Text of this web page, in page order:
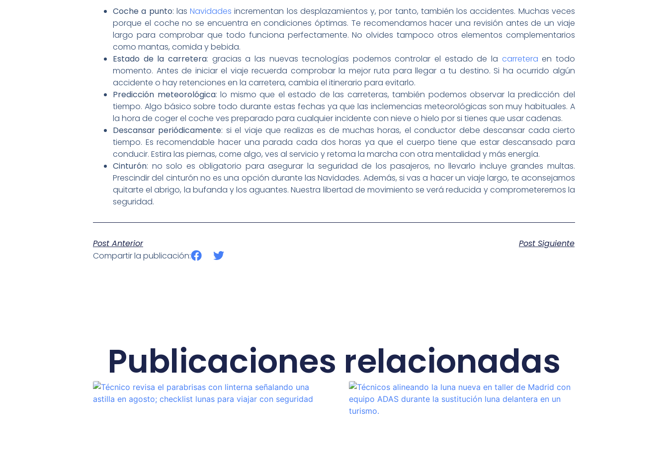
Coche a punto: lasNavidades incrementan los desplazamientos y, por tanto, también los accidentes. Muchas veces
porque el coche no se encuentra en condiciones óptimas. Te recomendamos hacer una revisión antes de un viaje
largo para comprobar que todo funciona perfectamente. No olvides tampoco otros elementos complementarios
como mantas, comida y bebida.
Estado de la carretera: gracias a las nuevas tecnologías podemos controlar el estado de la carretera en todo
momento. Antes de iniciar el viaje recuerda comprobar la mejor ruta para llegar a tu destino. Si ha ocurrido algún
accidente o hay retenciones en la carretera, cambia el itinerario para evitarlo.
Predicción meteorológica: lo mismo que el estado de las carreteras, también podemos observar la predicción del
tiempo. Algo básico sobre todo durante estas fechas ya que las inclemencias meteorológicas son muy habituales. A
la hora de coger el coche ves preparado para cualquier incidente con nieve o hielo por si tienes que usar cadenas.
Descansar periódicamente: si el viaje que realizas es de muchas horas, el conductor debe descansar cada cierto
tiempo. Es recomendable hacer una parada cada dos horas ya que el cuerpo tiene que estar descansado para
conducir. Estira las piernas, come algo, ves al servicio y retoma la marcha con otra mentalidad y más energía.
Cinturón: no solo es obligatorio para asegurar la seguridad de los pasajeros, no llevarlo incluye grandes multas.
Prescindir del cinturón no es una opción durante las Navidades. Además, si vas a hacer un viaje largo, te aconsejamos
quitarte el abrigo, la bufanda y los aguantes. Nuestra libertad de movimiento se verá reducida y comprometeremos la
seguridad.
Post Anterior
Post Siguiente
Compartir la publicación:
Publicaciones relacionadas